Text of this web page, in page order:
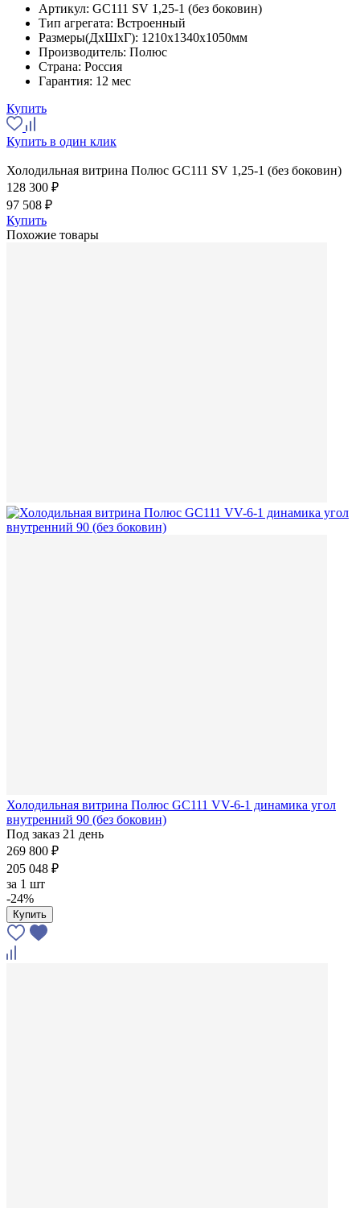
Артикул: GC111 SV 1,25-1 (без боковин)
Тип агрегата: Встроенный
Размеры(ДхШхГ): 1210x1340x1050мм
Производитель: Полюс
Страна: Россия
Гарантия: 12 мес
Купить
Купить в один клик
Холодильная витрина Полюс GC111 SV 1,25-1 (без боковин)
128 300 ₽
97 508 ₽
Купить
Похожие товары
Холодильная витрина Полюс GC111 VV-6-1 динамика угол
внутренний 90 (без боковин)
Под заказ 21 день
269 800 ₽
205 048 ₽
за 1 шт
-24%
Купить